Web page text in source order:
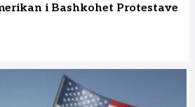
i Bashkohet Protestave